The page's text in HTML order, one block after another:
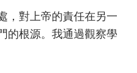
，對上帝的責任在另一
的根源。我通過觀察學